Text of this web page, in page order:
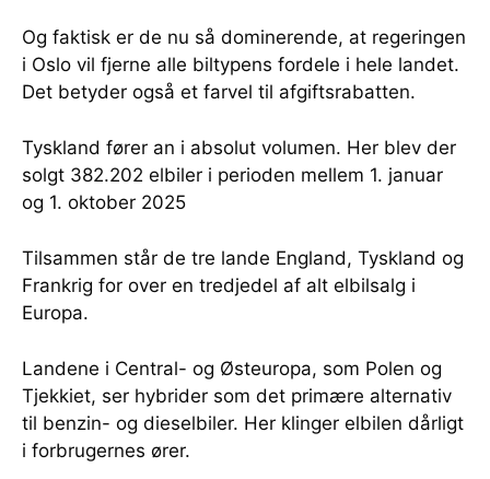
Og faktisk er de nu så dominerende, at regeringen
i Oslo vil fjerne alle biltypens fordele i hele landet.
Det betyder også et farvel til afgiftsrabatten.
Tyskland fører an i absolut volumen. Her blev der
solgt 382.202 elbiler i perioden mellem 1. januar
og 1. oktober 2025
Tilsammen står de tre lande England, Tyskland og
Frankrig for over en tredjedel af alt elbilsalg i
Europa.
Landene i Central- og Østeuropa, som Polen og
Tjekkiet, ser hybrider som det primære alternativ
til benzin- og dieselbiler. Her klinger elbilen dårligt
i forbrugernes ører.